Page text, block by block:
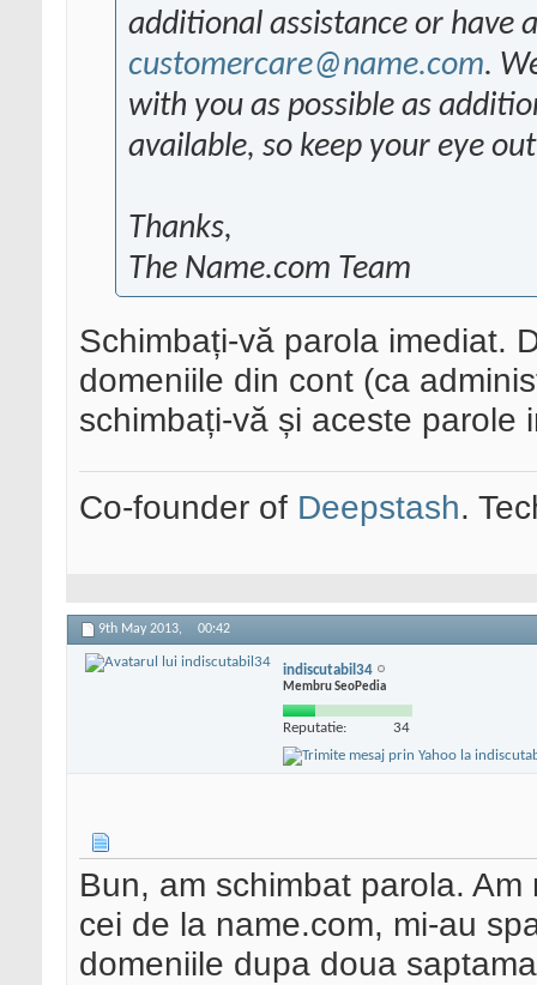
additional assistance or have
customercare@name.com.
with you as possible as
available, so keep your eye
Thanks,
The Name.com Team
Schimbați-vă parola imediat.
domeniile din cont (ca
schimbați-vă și aceste parole
Co-founder of Deepstash.
9th May 2013, 00:42
indiscutabil34
Membru SeoPedia
Reputatie: 34
Bun, am schimbat parola.
cei de la name.com, mi-au
domeniile dupa doua